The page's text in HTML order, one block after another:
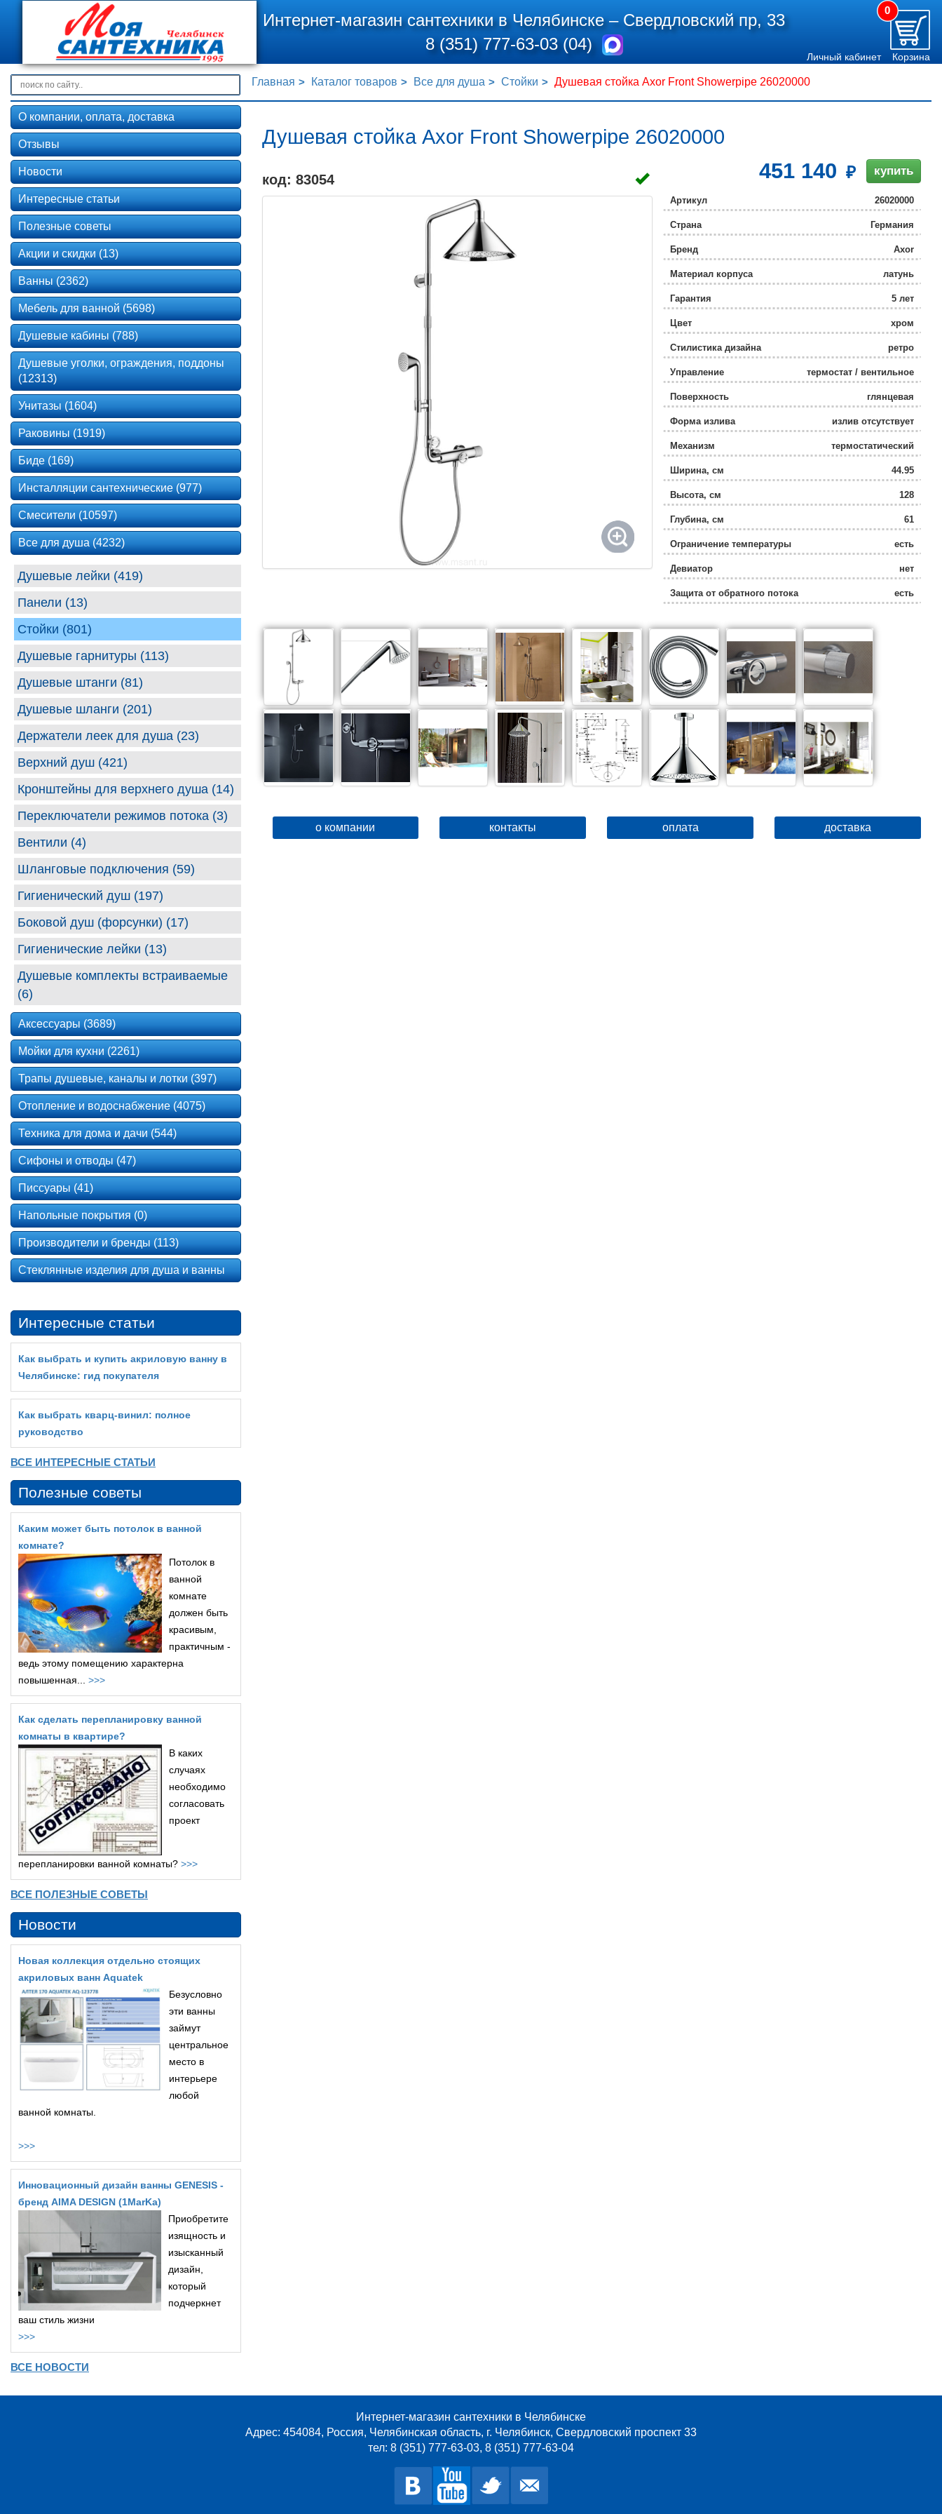
Интернет-магазин сантехники в Челябинске –Свердловский пр, 33
8 (351) 777-63-03 (04)
0
Личный кабинет Корзина
Главная Каталог товаров Все для душа Стойки Душевая стойка Axor Front Showerpipe 26020000
Душевая стойка Axor Front Showerpipe 26020000
код: 83054 451 140 купить
Артикул 26020000
Страна Германия
Бренд Axor
Материал корпуса латунь
Гарантия 5 лет
Цвет хром
Стилистика дизайна ретро
Управление термостат / вентильное
Поверхность глянцевая
Форма излива излив отсутствует
Механизм
термостатический
картридж
Ширина, см
44.95
Высота, см 128
Глубина, см 61
Ограничение температуры есть
Девиатор нет
Защита от обратного потока есть
о компании контакты оплата доставка
О компании, оплата, доставка
Отзывы
Новости
Интересные статьи
Полезные советы
Акции и скидки (13)
Ванны (2362)
Мебель для ванной (5698)
Душевые кабины (788)
Душевые уголки, ограждения, поддоны
(12313)
Унитазы (1604)
Раковины (1919)
Биде (169)
Инсталляции сантехнические (977)
Смесители (10597)
Все для душа (4232)
Душевые лейки (419)
Панели (13)
Стойки (801)
Душевые гарнитуры (113)
Душевые штанги (81)
Душевые шланги (201)
Держатели леек для душа (23)
Верхний душ (421)
Кронштейны для верхнего душа (14)
Переключатели режимов потока (3)
Вентили (4)
Шланговые подключения (59)
Гигиенический душ (197)
Боковой душ (форсунки) (17)
Гигиенические лейки (13)
Душевые комплекты встраиваемые
(6)
Аксессуары (3689)
Мойки для кухни (2261)
Трапы душевые, каналы и лотки (397)
Отопление и водоснабжение (4075)
Техника для дома и дачи (544)
Сифоны и отводы (47)
Писсуары (41)
Напольные покрытия (0)
Производители и бренды (113)
Стеклянные изделия для душа и ванны
Интересные статьи
Как выбрать и купить акриловую ванну в
Челябинске: гид покупателя
Как выбрать кварц‑винил: полное
руководство
ВСЕ ИНТЕРЕСНЫЕ СТАТЬИ
Полезные советы
Каким может быть потолок в ванной
комнате?
Потолок в
ванной
комнате
должен быть
красивым,
практичным -
ведь этому помещению характерна
повышенная... >>>
Как сделать перепланировку ванной
комнаты в квартире?
В каких
случаях
необходимо
согласовать
проект
перепланировки ванной комнаты? >>>
ВСЕ ПОЛЕЗНЫЕ СОВЕТЫ
Новости
Новая коллекция отдельно стоящих
акриловых ванн Aquatek
Безусловно
эти ванны
займут
центральное
место в
интерьере
любой
ванной комнаты.
>>>
Инновационный дизайн ванны GENESIS -
бренд AIMA DESIGN (1MarKa)
Приобретите
изящность и
изысканный
дизайн,
который
подчеркнет
ваш стиль жизни
>>>
ВСЕ НОВОСТИ
Интернет-магазин сантехники в Челябинске
Адрес: 454084, Россия, Челябинская область, г. Челябинск, Свердловский проспект 33
тел: 8 (351) 777-63-03, 8 (351) 777-63-04